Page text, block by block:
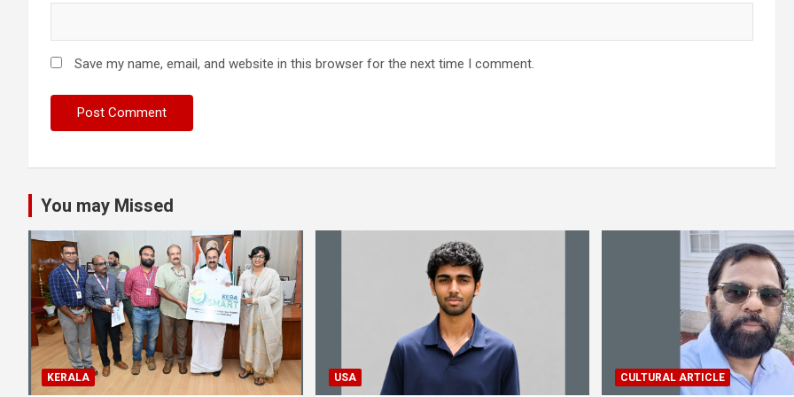
Save my name, email, and website in this browser for the next time I comment.
You may Missed
KERALA USA CULTURAL ARTICLE